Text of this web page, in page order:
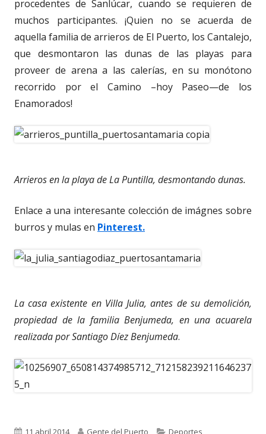
procedentes de Sanlúcar, cuando se requieren de
muchos participantes. ¡Quien no se acuerda de
aquella familia de arrieros de El Puerto, los Cantalejo,
que desmontaron las dunas de las playas para
proveer de arena a las calerías, en su monótono
recorrido por el Camino –hoy Paseo—de los
Enamorados!
Arrieros en la playa de La Puntilla, desmontando dunas.
Enlace a una interesante colección de imágnes sobre
burros y mulas en Pinterest.
La casa existente en Villa Julia, antes de su demolición,
propiedad de la familia Benjumeda, en una acuarela
realizada por Santiago Díez Benjumeda.
Publicado
11 abril 2014 Autor
Gente del Puerto Categorías
Deportes